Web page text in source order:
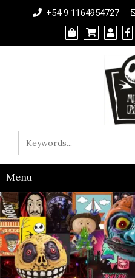
+54 9 1164954727
Menu